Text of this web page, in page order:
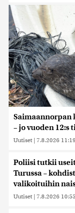
Saimaannorpan
– jo vuoden
Uutiset | 7.8.2026 11:19
Poliisi tutkii
Turussa –
valikoituihin
Uutiset | 7.8.2026 10:55